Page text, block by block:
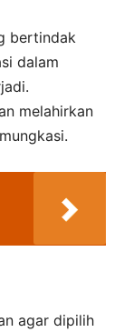
bertindak
dalam
melahirkan
agar dipilih